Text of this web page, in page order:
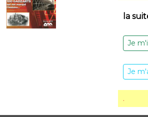
la
Je
Je
.